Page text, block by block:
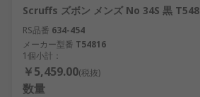
Scruffs ズボン メンズ No 34S 黒 T548
RS品番 634-454
メーカー型番 T54816
1個小計：
￥5,459.00(税抜)
数量